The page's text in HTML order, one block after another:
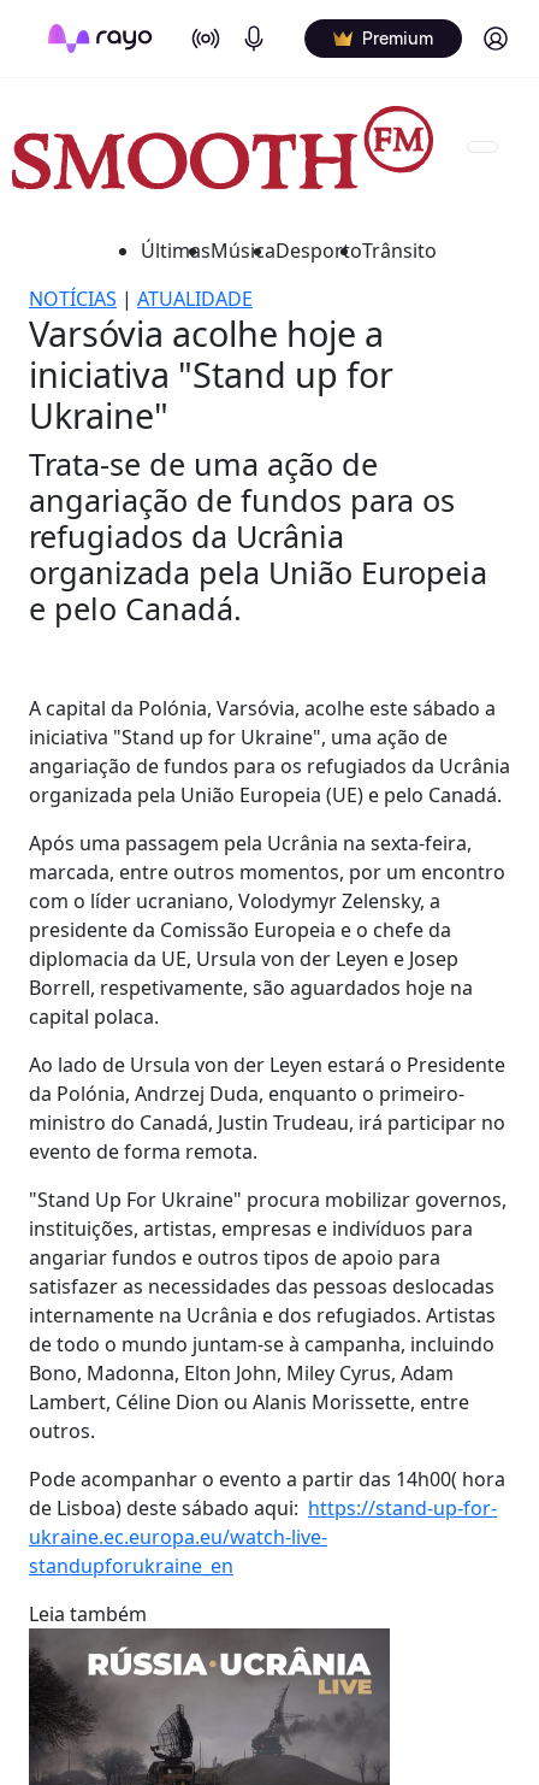
On Air Podcasts Premium Log in
ÚltimasMúsicaDesportoTrânsito
NOTÍCIAS | ATUALIDADE
Varsóvia acolhe hoje a
iniciativa "Stand up for
Ukraine"
Trata-se de uma ação de
angariação de fundos para os
refugiados da Ucrânia
organizada pela União Europeia
e pelo Canadá.
A capital da Polónia, Varsóvia, acolhe este sábado a
iniciativa "Stand up for Ukraine", uma ação de
angariação de fundos para os refugiados da Ucrânia
organizada pela União Europeia (UE) e pelo Canadá.
Após uma passagem pela Ucrânia na sexta-feira,
marcada, entre outros momentos, por um encontro
com o líder ucraniano, Volodymyr Zelensky, a
presidente da Comissão Europeia e o chefe da
diplomacia da UE, Ursula von der Leyen e Josep
Borrell, respetivamente, são aguardados hoje na
capital polaca.
Ao lado de Ursula von der Leyen estará o Presidente
da Polónia, Andrzej Duda, enquanto o primeiro-
ministro do Canadá, Justin Trudeau, irá participar no
evento de forma remota.
"Stand Up For Ukraine" procura mobilizar governos,
instituições, artistas, empresas e indivíduos para
angariar fundos e outros tipos de apoio para
satisfazer as necessidades das pessoas deslocadas
internamente na Ucrânia e dos refugiados. Artistas
de todo o mundo juntam-se à campanha, incluindo
Bono, Madonna, Elton John, Miley Cyrus, Adam
Lambert, Céline Dion ou Alanis Morissette, entre
outros.
Pode acompanhar o evento a partir das 14h00( hora
de Lisboa) deste sábado aqui: https://stand-up-for-
ukraine.ec.europa.eu/watch-live-
standupforukraine_en
Leia também